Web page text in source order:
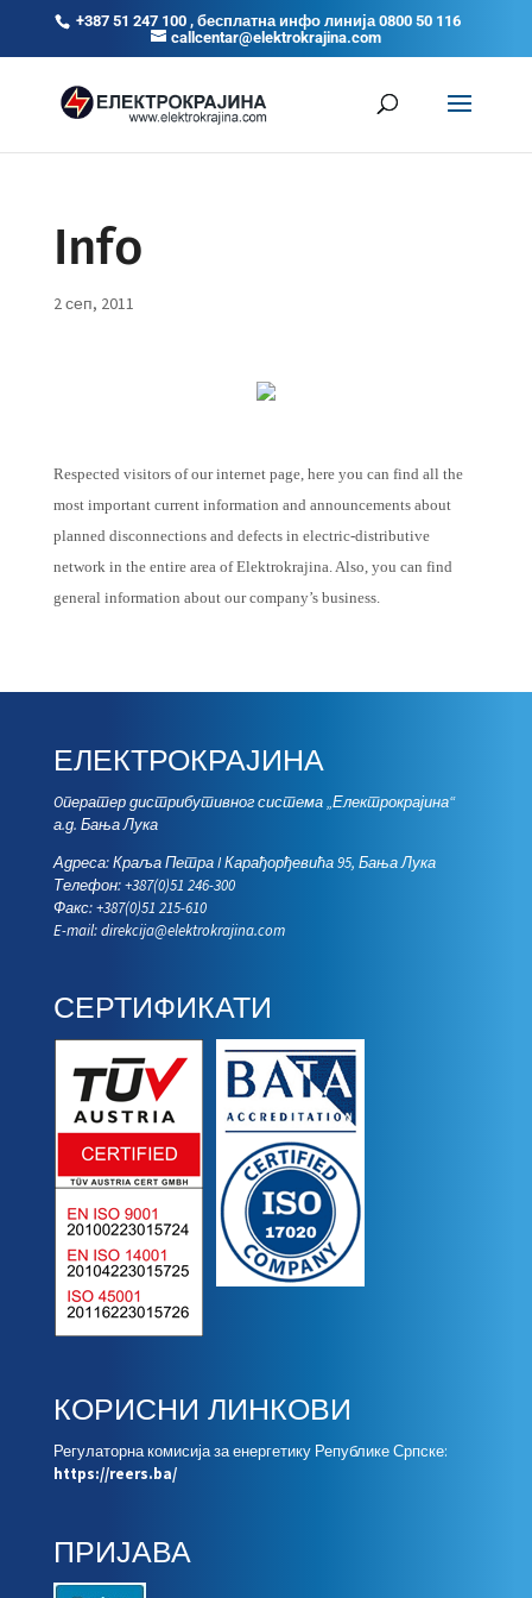
+387 51 247 100 , бесплатна инфо линија 0800 50 116
callcentar@elektrokrajina.com
Info
2 сеп, 2011
Respected visitors of our internet page, here you can find all the
most important current information and announcements about
planned disconnections and defects in electric-distributive
network in the entire area of Elektrokrajina. Also, you can find
general information about our company’s business.
ЕЛЕКТРОКРАЈИНА
Oператер дистрибутивног система „Електрокрајина“
а.д. Бања Лука
Адреса: Краља Петра I Карађорђевића 95, Бања Лука
Телефон: +387(0)51 246-300
Факс: +387(0)51 215-610
E-mail:direkcija@elektrokrajina.com
СЕРТИФИКАТИ
КОРИСНИ ЛИНКОВИ
Регулаторна комисија за енергетику Републике Српске:
https://reers.ba/
ПРИЈАВА